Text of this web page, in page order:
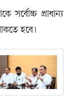
প্রাধান্য
হবে।